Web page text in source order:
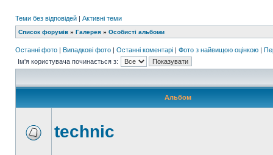
Теми без відповідей | Активні теми
Список форумів » Галерея » Особисті альбоми
Останні фото | Випадкові фото | Останні коментарі | Фото з найвищою оцінкою |
Ім'я користувача починається з:
Альбом
technic